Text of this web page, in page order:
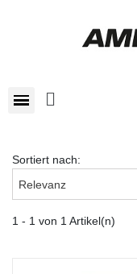
Sortiert nach:
1 - 1 von 1 Artikel(n)